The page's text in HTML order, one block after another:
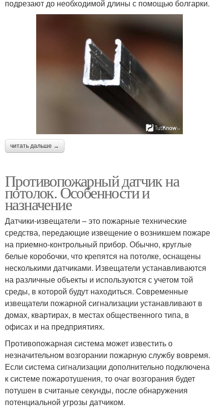
подрезают до необходимой длины с помощью болгарки.
читать дальше →
Противопожарный датчик на
потолок. Особенности и
назначение
Датчики-извещатели – это пожарные технические
средства, передающие извещение о возникшем пожаре
на приемно-контрольный прибор. Обычно, круглые
белые коробочки, что крепятся на потолке, оснащены
несколькими датчиками. Извещатели устанавливаются
на различные объекты и используются с учетом той
среды, в которой будут находиться. Современные
извещатели пожарной сигнализации устанавливают в
домах, квартирах, в местах общественного типа, в
офисах и на предприятиях.
Противопожарная система может известить о
незначительном возгорании пожарную службу вовремя.
Если система сигнализации дополнительно подключена
к системе пожаротушения, то очаг возгорания будет
потушен в считаные секунды, после обнаружения
потенциальной угрозы датчиком.